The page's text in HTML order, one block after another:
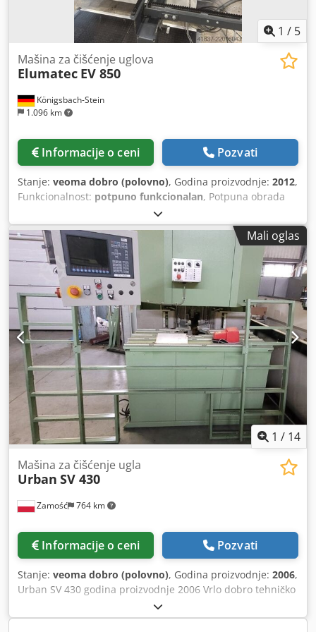
1 / 5
Königsbach-Stein
1.096 km
Mašina za čišćenje uglova
Elumatec EV 850
Informacije o ceni Pozvati
Stanje: veoma dobro (polovno), Godina proizvodnje: 2012,
Funkcionalnost: potpuno funkcionalan, Potpuna obrada
spoljašnjih i unutrašnjih uglova. Priručni sto Dcodoy U
Rbnepfx Ac Aek
Mali oglas
1 / 14
Zamość 764 km
Mašina za čišćenje ugla
Urban SV 430
Informacije o ceni Pozvati
Stanje: veoma dobro (polovno), Godina proizvodnje: 2006,
Urban SV 430 godina proizvodnje 2006 Vrlo dobro tehničko
stanje. Bogata oprema. Dedpfx Ajwrpxtjc Asck